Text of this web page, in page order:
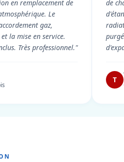
en remplacement de
Le
gaz,
la mise en service.
Très professionnel."
de
T